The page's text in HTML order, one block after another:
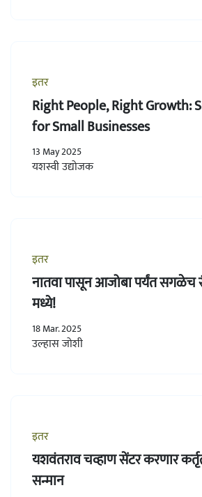
इतर
Right People, Right Growth:
for Small Businesses
13 May 2025
यशस्वी उद्योजक
इतर
नातवा पासून आजोबा पर्यंत सगळेच
मध्ये!
18 Mar. 2025
उल्हास जोशी
इतर
यशवंतराव चव्हाण सेंटर करणार
सन्मान